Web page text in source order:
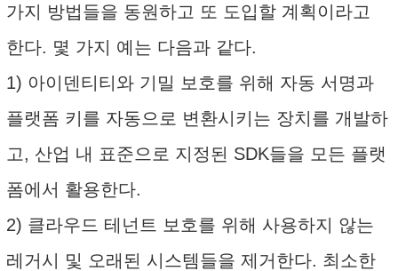
가지 방법들을 동원하고 또 도입할 계획이라고
한다. 몇 가지 예는 다음과 같다.
1) 아이덴티티와 기밀 보호를 위해 자동 서명과
플랫폼 키를 자동으로 변환시키는 장치를 개발하
고, 산업 내 표준으로 지정된 SDK들을 모든 플랫
폼에서 활용한다.
2) 클라우드 테넌트 보호를 위해 사용하지 않는
레거시 및 오래된 시스템들을 제거한다. 최소한